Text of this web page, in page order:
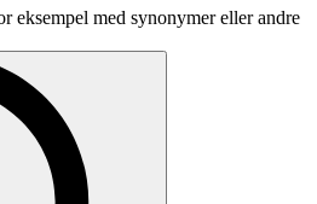
eksempel med synonymer eller andre